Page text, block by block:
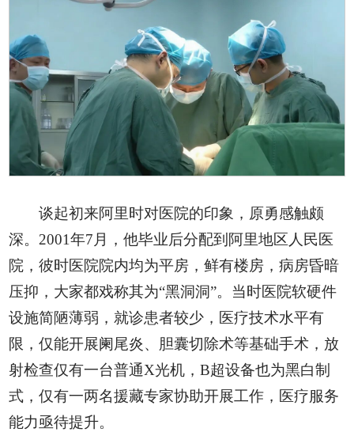
谈起初来阿里时对医院的印象，原勇感触颇
深。2001年7月，他毕业后分配到阿里地区人民医
院，彼时医院院内均为平房，鲜有楼房，病房昏暗
压抑，大家都戏称其为“黑洞洞”。当时医院软硬件
设施简陋薄弱，就诊患者较少，医疗技术水平有
限，仅能开展阑尾炎、胆囊切除术等基础手术，放
射检查仅有一台普通X光机，B超设备也为黑白制
式，仅有一两名援藏专家协助开展工作，医疗服务
能力亟待提升。